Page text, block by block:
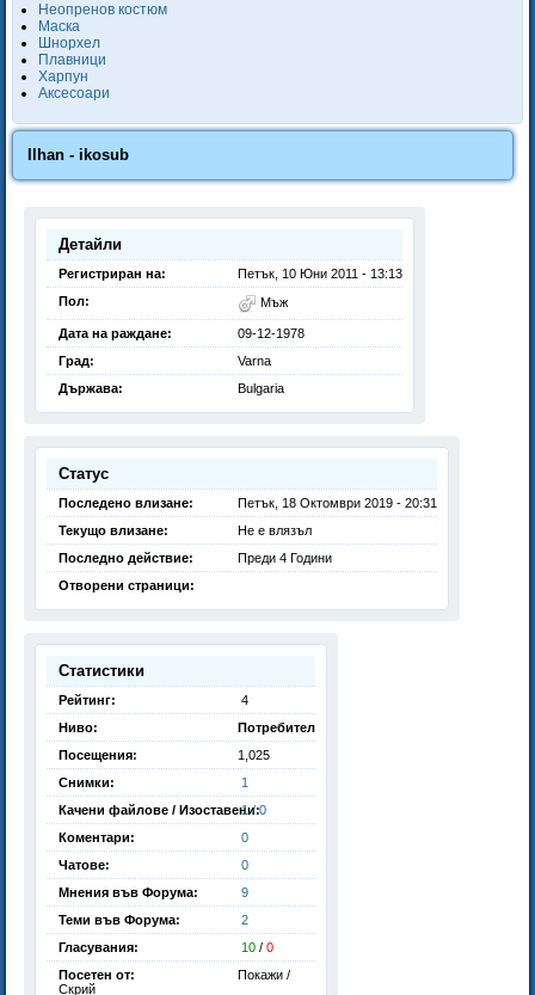
Неопренов костюм
Маска
Шнорхел
Плавници
Харпун
Аксесоари
Ilhan - ikosub
Детайли
Регистриран на:
Петък, 10 Юни 2011 - 13:13
Пол:
Мъж
Дата на раждане:
09-12-1978
Град:
Varna
Държава:
Bulgaria
Статус
Последено влизане:
Петък, 18 Октомври 2019 - 20:31
Текущо влизане:
Не е влязъл
Последно действие:
Преди 4 Години
Отворени страници:
Статистики
Рейтинг:
4
Ниво:
Потребител
Посещения:
1,025
Снимки:
1
Качени файлове / Изоставени:
1 / 0
Коментари:
0
Чатове:
0
Мнения във Форума:
9
Теми във Форума:
2
Гласувания:
10 / 0
Посетен от:
Покажи /
Скрий